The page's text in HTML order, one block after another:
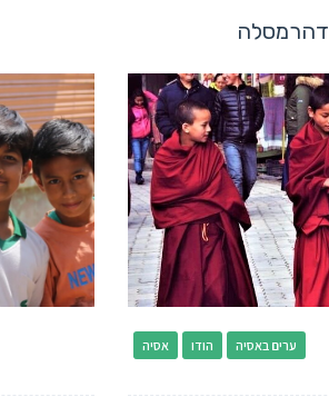
דהרמסלה
אסיה הודו ערים באסיה